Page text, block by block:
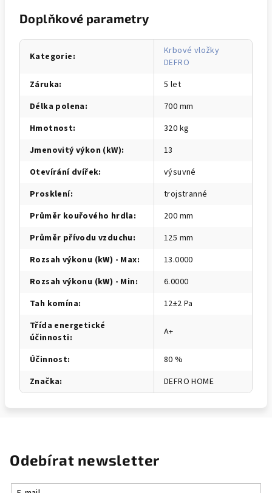
Doplňkové parametry
Kategorie:
Krbové vložky
DEFRO
Záruka:
5 let
Délka polena:
700 mm
Hmotnost:
320 kg
Jmenovitý výkon (kW):
13
Otevírání dvířek:
výsuvné
Prosklení:
trojstranné
Průměr kouřového hrdla:
200 mm
Průměr přívodu vzduchu:
125 mm
Rozsah výkonu (kW) - Max:
13.0000
Rozsah výkonu (kW) - Min:
6.0000
Tah komína:
12±2 Pa
Třída energetické
účinnosti: A+
Účinnost:
80 %
Značka: DEFRO HOME
Odebírat newsletter